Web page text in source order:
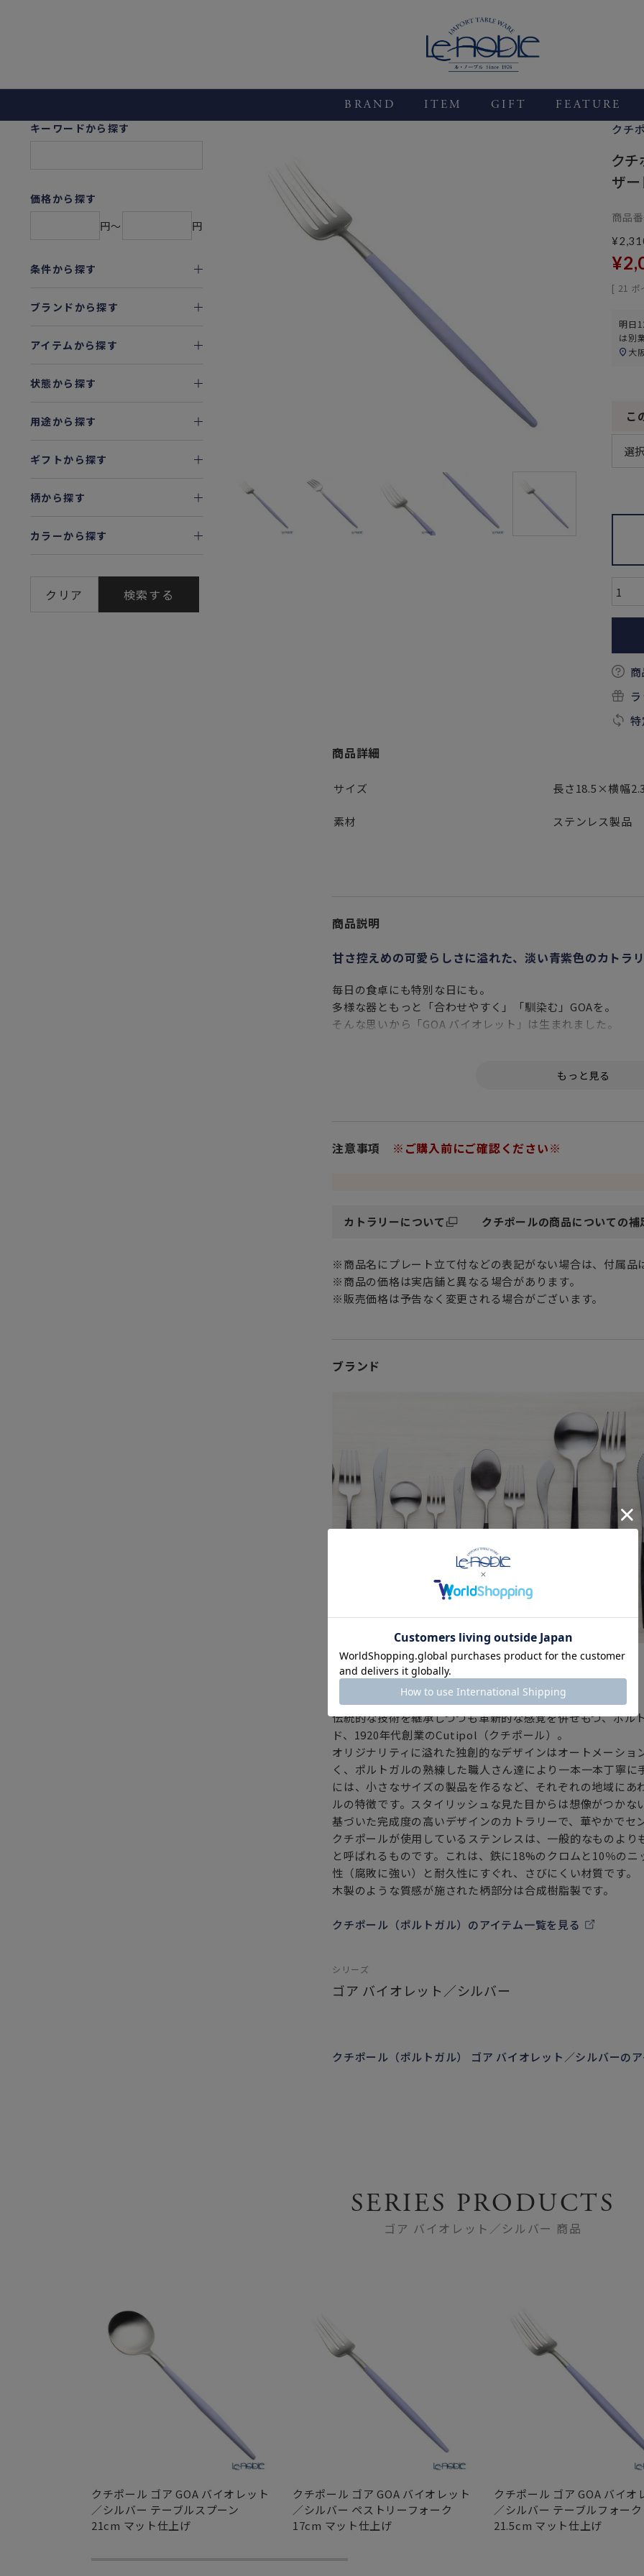
BRAND ITEM GIFT FEATURE
キーワードから探す
価格から探す
円〜
円
条件から探す
ブランドから探す
アイテムから探す
状態から探す
用途から探す
ギフトから探す
柄から探す
カラーから探す
クリア 検索する
クチ
ク
ザ
商品
¥
¥
[ 21 ポ
明日
は別
大
こ
商品詳細
サイズ 長さ18.5×横幅
素材 ステンレス製品
商品説明
甘さ控えめの可愛らしさに溢れた、淡い青紫色のカトラリ
毎日の食卓にも特別な日にも。
多様な器ともっと「合わせやすく」「馴染む」GOAを。
そんな思いから「GOA バイオレット」は生まれました。
テーブルに1本セッティングされているだけで
和食器とのコーディネートも楽しめます。
落ち着いた輝きを放つマットシルバーのコンビは
甘さ控えめの可愛らしさです。
こちらのデザートフォークは、ディナーフォークよりもやや
料理を突き刺す力が伝わりやすい絶妙なカーブと刃先で、使
パンケーキやワッフルなど、軽食やデザートのときにぜひお
一人で過ごす至福のティータイム、友人を招いて賑やかな食
「GOA（ゴア）」シリーズは、極細の柄のラインと
丸く繊細なデザインとの絶妙なバランスがエレガントさを引
手に取ったときの軽さ、そして細さには誰もが驚いてしまい
北欧などの洋食器だけではなく繊細な和食器とも相性が良い
合わせる食器を選ばないGOAは、オリジナリティーに溢れる
手作業ならではの独特なカッティングが施され
そのデザイン性だけでなく使い心地にもこだわって作られて
柄の部分は、木製のような質感が施された合成樹脂製で
手にした時にふとしたあたたかみが感じられます。
木製に比べると乾きが早く、お手入れが楽ちんなところも嬉
おしゃれな人たち、グルメな人たちの
SNSでよく見かける CUTIPOL クチポールのカトラリー。
北欧食器から和食器、ガラスの器まで、どんなテイストのデ
朝昼晩の食卓に活躍してくれること間違いなしです。
おうち時間が楽しくなるアイテムです。
女性・男性にかかわらず、日頃お世話になっている方、大切
特別な記念日に心を込めた上品な贈り物、お祝いのギフトや
頑張った自分へのご褒美としても最適です。
注意事項 ※ご購入前にご確認ください※
カトラリーについて クチポールの商品についての補
※商品名にプレート立て付などの表記がない場合は、付属品
※商品の価格は実店舗と異なる場合があります。
※販売価格は予告なく変更される場合がございます。
ブランド
ブランド
クチポール（ポルトガル）
伝統的な技術を継承しつつも革新的な感覚を併せもつ、ポル
ド、1920年代創業のCutipol（クチポール）。
オリジナリティに溢れた独創的なデザインはオートメーショ
く、ポルトガルの熟練した職人さん達により一本一本丁寧
には、小さなサイズの製品を作るなど、それぞれの地域にあ
ルの特徴です。スタイリッシュな見た目からは想像がつかな
基づいた完成度の高いデザインのカトラリーで、華やかでセ
クチポールが使用しているステンレスは、一般的なものより
と呼ばれるものです。これは、鉄に18%のクロムと10％の
性（腐敗に強い）と耐久性にすぐれ、さびにくい材質です。
木製のような質感が施された柄部分は合成樹脂製です。
クチポール（ポルトガル）のアイテム一覧を見る
シリーズ
ゴア バイオレット／シルバー
クチポール（ポルトガル） ゴア バイオレット／シルバーの
SERIES PRODUCTS
ゴア バイオレット／シルバー 商品
クチポール ゴア GOA バイオレット
／シルバー テーブルスプーン
21cm マット仕上げ
クチポール ゴア GOA バイオレット
／シルバー ペストリーフォーク
17cm マット仕上げ
クチポール ゴア GOA バイオ
／シルバー テーブルフォーク
21.5cm マット仕上げ